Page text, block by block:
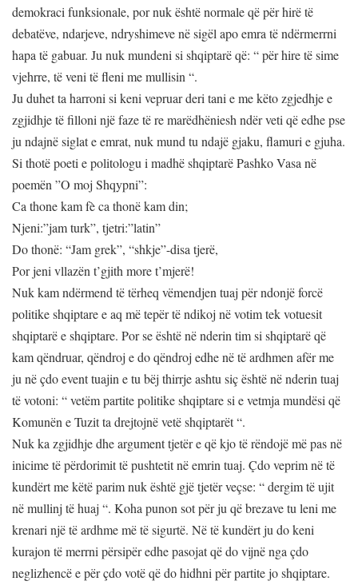
demokraci funksionale, por nuk është normale që për hirë të
debatëve, ndarjeve, ndryshimeve në sigël apo emra të ndërmerrni
hapa të gabuar. Ju nuk mundeni si shqiptarë që: “ për hire të sime
vjehrre, të veni të fleni me mullisin “.
Ju duhet ta harroni si keni vepruar deri tani e me këto zgjedhje e
zgjidhje të filloni një faze të re marëdhëniesh ndër veti që edhe pse
ju ndajnë siglat e emrat, nuk mund tu ndajë gjaku, flamuri e gjuha.
Si thotë poeti e politologu i madhë shqiptarë Pashko Vasa në
poemën ”O moj Shqypni”:
Ca thone kam fè ca thonë kam din;
Njeni:”jam turk”, tjetri:”latin”
Do thonë: “Jam grek”, “shkje”-disa tjerë,
Por jeni vllazën t’gjith more t’mjerë!
Nuk kam ndërmend të tërheq vëmendjen tuaj për ndonjë forcë
politike shqiptare e aq më tepër të ndikoj në votim tek votuesit
shqiptarë e shqiptare. Por se është në nderin tim si shqiptarë që
kam qëndruar, qëndroj e do qëndroj edhe në të ardhmen afër me
ju në çdo event tuajin e tu bëj thirrje ashtu siç është në nderin tuaj
të votoni: “ vetëm partite politike shqiptare si e vetmja mundësi që
Komunën e Tuzit ta drejtojnë vetë shqiptarët “.
Nuk ka zgjidhje dhe argument tjetër e që kjo të rëndojë më pas në
inicime të përdorimit të pushtetit në emrin tuaj. Çdo veprim në të
kundërt me këtë parim nuk është gjë tjetër veçse: “ dergim të ujit
në mullinj të huaj “. Koha punon sot për ju që brezave tu leni me
krenari një të ardhme më të sigurtë. Në të kundërt ju do keni
kurajon të merrni përsipër edhe pasojat që do vijnë nga çdo
neglizhencë e për çdo votë që do hidhni për partite jo shqiptare.